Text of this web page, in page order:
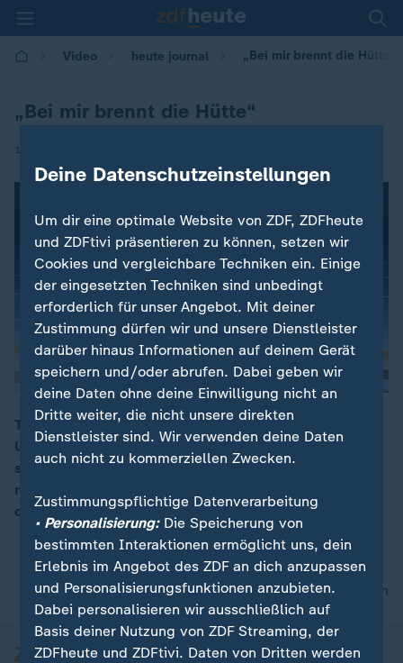
Video heute journal „Bei mir brennt die Hütte“
„Bei mir brennt die Hütte“
10.01.2021 | 21:45
00:15
Thüringens Ministerpräsident Ramelow gibt zu, im
Umgang mit Corona zu „hoffnungsvoll“ gewesen zu
sein. Das Virus nehme jetzt „richtig Fahrt auf“, man
müsse so viel Kontakte wie möglich meiden - etwa
durch Homeoffice. Für Lockerungen sei „kein Platz.“
nach oben
Deine Datenschutzeinstellungen
Um dir eine optimale Website von ZDF, ZDFheute
und ZDFtivi präsentieren zu können, setzen wir
Cookies und vergleichbare Techniken ein. Einige
der eingesetzten Techniken sind unbedingt
erforderlich für unser Angebot. Mit deiner
Zustimmung dürfen wir und unsere Dienstleister
darüber hinaus Informationen auf deinem Gerät
speichern und/oder abrufen. Dabei geben wir
deine Daten ohne deine Einwilligung nicht an
Dritte weiter, die nicht unsere direkten
Dienstleister sind. Wir verwenden deine Daten
auch nicht zu kommerziellen Zwecken.
Zustimmungspflichtige Datenverarbeitung
• Personalisierung:Die Speicherung von
bestimmten Interaktionen ermöglicht uns, dein
Erlebnis im Angebot des ZDF an dich anzupassen
und Personalisierungsfunktionen anzubieten.
Dabei personalisieren wir ausschließlich auf
Basis deiner Nutzung von ZDF Streaming, der
ZDFheute und ZDFtivi. Daten von Dritten werden